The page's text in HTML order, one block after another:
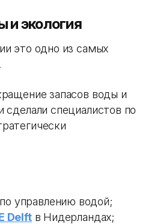
и экология
это одно из самых
запасов воды и
сделали специалистов по
по управлению водой;
Delftв Нидерландах;